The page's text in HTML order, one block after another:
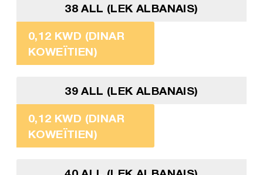
38 ALL (LEK ALBANAIS)
0,12 KWD (DINAR
KOWEÏTIEN)
39 ALL (LEK ALBANAIS)
0,12 KWD (DINAR
KOWEÏTIEN)